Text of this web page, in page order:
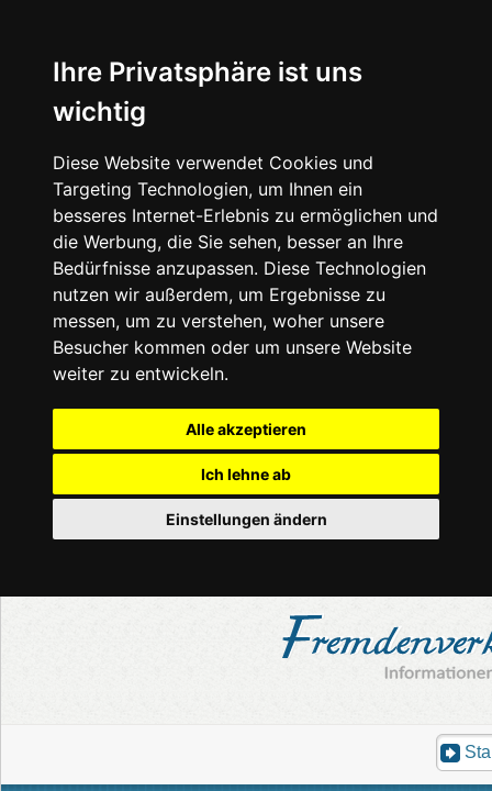
Ihre Privatsphäre ist uns
wichtig
Diese Website verwendet Cookies und
Targeting Technologien, um Ihnen ein
besseres Internet-Erlebnis zu ermöglichen und
die Werbung, die Sie sehen, besser an Ihre
Bedürfnisse anzupassen. Diese Technologien
nutzen wir außerdem, um Ergebnisse zu
messen, um zu verstehen, woher unsere
Besucher kommen oder um unsere Website
weiter zu entwickeln.
Alle akzeptieren
Ich lehne ab
Einstellungen ändern